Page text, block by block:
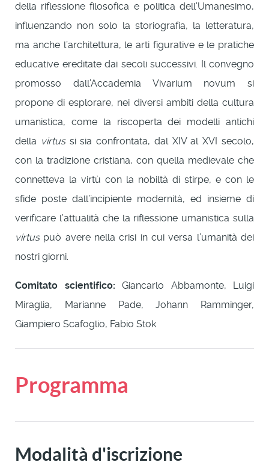
della riflessione filosofica e politica dell’Umanesimo,
influenzando non solo la storiografia, la letteratura,
ma anche l’architettura, le arti figurative e le pratiche
educative ereditate dai secoli successivi. Il convegno
promosso dall’Accademia Vivarium novum si
propone di esplorare, nei diversi ambiti della cultura
umanistica, come la riscoperta dei modelli antichi
della virtussi sia confrontata, dal XIV al XVI secolo,
con la tradizione cristiana, con quella medievale che
connetteva la virtù con la nobiltà di stirpe, e con le
sfide poste dall’incipiente modernità, ed insieme di
verificare l’attualità che la riflessione umanistica sulla
virtuspuò avere nella crisi in cui versa l’umanità dei
nostri giorni.
Comitato scientifico: Giancarlo Abbamonte, Luigi
Miraglia, Marianne Pade, Johann Ramminger,
Giampiero Scafoglio, Fabio Stok
Programma
Modalità d'iscrizione